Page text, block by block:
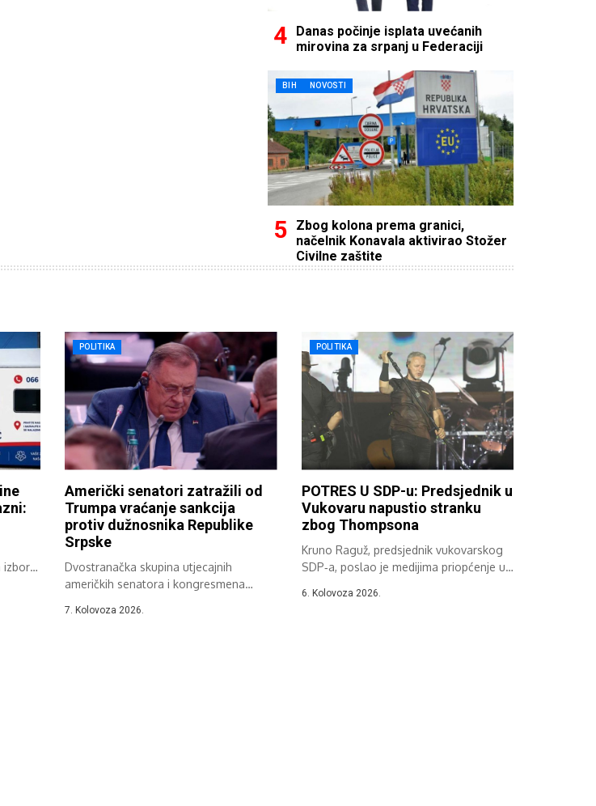
Danas počinje isplata uvećanih
mirovina za srpanj u Federaciji
BIH NOVOSTI
Zbog kolona prema granici,
načelnik Konavala aktivirao Stožer
Civilne zaštite
izbora
POLITIKA
Američki senatori zatražili od
Trumpa vraćanje sankcija
protiv dužnosnika Republike
Srpske
Dvostranačka skupina utjecajnih
američkih senatora i kongresmena
američkog...
7. Kolovoza 2026.
POLITIKA
POTRES U SDP-u: Predsjednik u
Vukovaru napustio stranku
zbog Thompsona
Kruno Raguž, predsjednik vukovarskog
SDP‑a, poslao je medijima priopćenje u
6. Kolovoza 2026.